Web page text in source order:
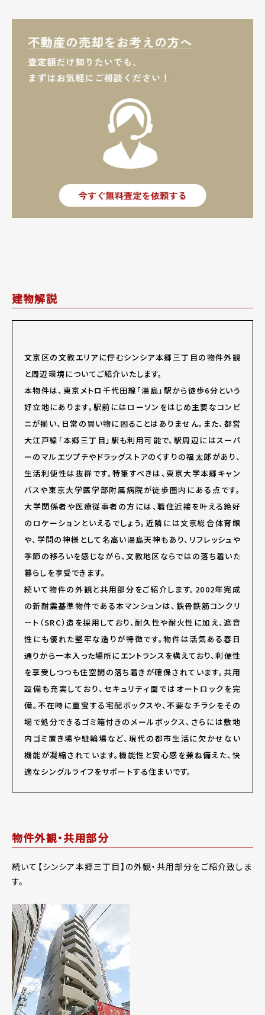
建物解説
文京区の文教エリアに佇むシンシア本郷三丁目の物件外観
と周辺環境についてご紹介いたします。
本物件は、東京メトロ千代田線「湯島」駅から徒歩6分という
好立地にあります。駅前にはローソンをはじめ主要なコンビ
ニが揃い、日常の買い物に困ることはありません。また、都営
大江戸線「本郷三丁目」駅も利用可能で、駅周辺にはスーパ
ーのマルエツプチやドラッグストアのくすりの福太郎があり、
生活利便性は抜群です。特筆すべきは、東京大学本郷キャン
パスや東京大学医学部附属病院が徒歩圏内にある点です。
大学関係者や医療従事者の方には、職住近接を叶える絶好
のロケーションといえるでしょう。近隣には文京総合体育館
や、学問の神様として名高い湯島天神もあり、リフレッシュや
季節の移ろいを感じながら、文教地区ならではの落ち着いた
暮らしを享受できます。
続いて物件の外観と共用部分をご紹介します。2002年完成
の新耐震基準物件である本マンションは、鉄骨鉄筋コンクリ
ート（SRC）造を採用しており、耐久性や耐火性に加え、遮音
性にも優れた堅牢な造りが特徴です。物件は活気ある春日
通りから一本入った場所にエントランスを構えており、利便性
を享受しつつも住空間の落ち着きが確保されています。共用
設備も充実しており、セキュリティ面ではオートロックを完
備。不在時に重宝する宅配ボックスや、不要なチラシをその
場で処分できるゴミ箱付きのメールボックス、さらには敷地
内ゴミ置き場や駐輪場など、現代の都市生活に欠かせない
機能が凝縮されています。機能性と安心感を兼ね備えた、快
適なシングルライフをサポートする住まいです。
物件外観・共用部分
続いて【シンシア本郷三丁目】の外観・共用部分をご紹介致しま
す。